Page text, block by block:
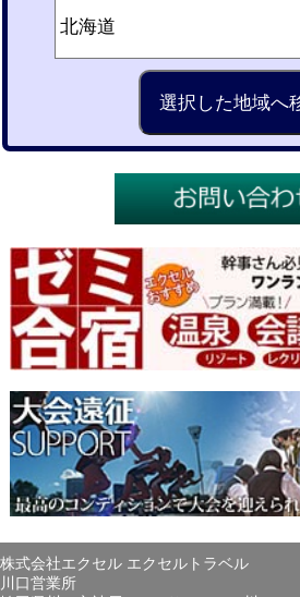
株式会社エクセル エクセルトラベル
川口営業所